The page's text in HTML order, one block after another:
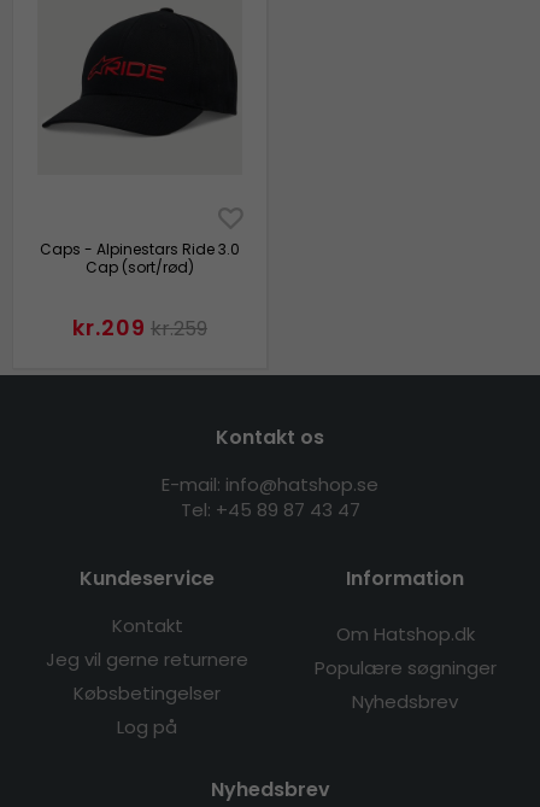
Caps - Alpinestars Ride 3.0
Cap (sort/rød)
kr.209 kr.259
Kontakt os
E-mail: info@hatshop.se
Tel: +45 89 87 43 47
Kundeservice
Kontakt
Jeg vil gerne returnere
Købsbetingelser
Log på
Information
Om Hatshop.dk
Populære søgninger
Nyhedsbrev
Nyhedsbrev